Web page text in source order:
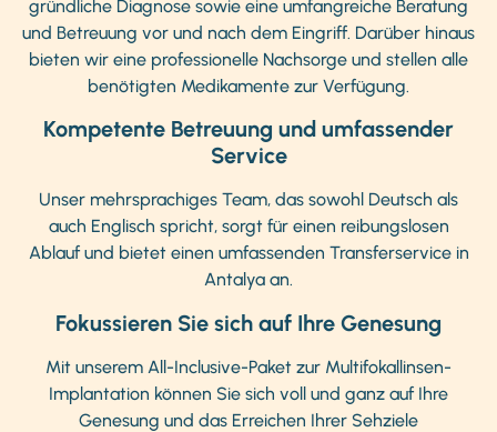
gründliche Diagnose sowie eine umfangreiche Beratung
und Betreuung vor und nach dem Eingriff. Darüber hinaus
bieten wir eine professionelle Nachsorge und stellen alle
benötigten Medikamente zur Verfügung.
Kompetente Betreuung und umfassender
Service
Unser mehrsprachiges Team, das sowohl Deutsch als
auch Englisch spricht, sorgt für einen reibungslosen
Ablauf und bietet einen umfassenden Transferservice in
Antalya an.
Fokussieren Sie sich auf Ihre Genesung
Mit unserem All-Inclusive-Paket zur Multifokallinsen-
Implantation können Sie sich voll und ganz auf Ihre
Genesung und das Erreichen Ihrer Sehziele